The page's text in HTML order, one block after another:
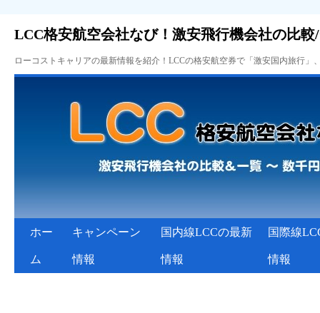
LCC格安航空会社なび！激安飛行機会社の比較
ローコストキャリアの最新情報を紹介！LCCの格安航空券で「激安国内旅行
ホー
ム
キャンペーン
情報
国内線LCCの最新
情報
国際線
情報